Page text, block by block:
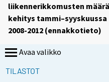
liikennerikkomusten
kehitys tammi–syyskuussa
2008-2012 (ennakkotieto)
Avaa valikko
TILASTOT